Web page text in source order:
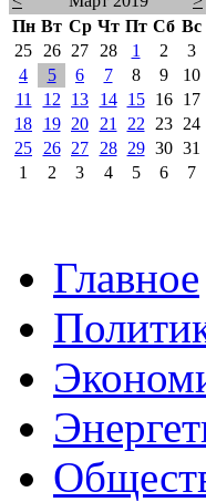
Пн Вт Ср Чт Пт Сб Вс
25
26 27 28 1 2
3
4
5 6 7 8 9
10
11
12 13 14 15 16
17
18
19 20 21 22 23
24
25
26 27 28 29 30 31
1
2 3 4 5 6 7
Главное